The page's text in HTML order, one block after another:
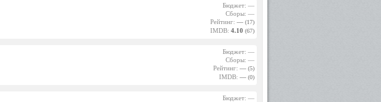
Бюджет: —
Сборы: —
Рейтинг: — (17)
IMDB: 4.10 (67)
Бюджет: —
Сборы: —
Рейтинг: — (5)
IMDB: — (0)
Бюджет: —